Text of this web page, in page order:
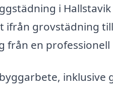
i
ifrån grovstädning
från en
inklusive